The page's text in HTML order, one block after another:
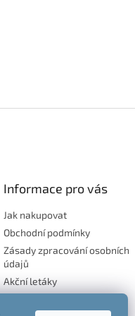
Informace pro vás
Jak nakupovat
Obchodní podmínky
Zásady zpracování osobních
údajů
Akční letáky